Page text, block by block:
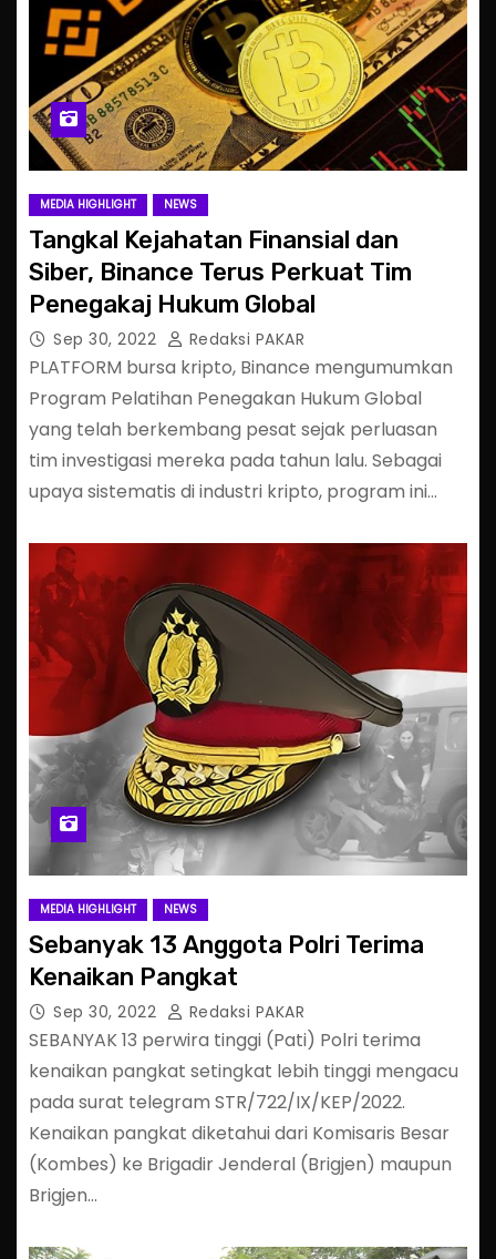
MEDIA HIGHLIGHT NEWS
Tangkal Kejahatan Finansial dan
Siber, Binance Terus Perkuat Tim
Penegakaj Hukum Global
Sep 30, 2022 Redaksi PAKAR
PLATFORM bursa kripto, Binance mengumumkan
Program Pelatihan Penegakan Hukum Global
yang telah berkembang pesat sejak perluasan
tim investigasi mereka pada tahun lalu. Sebagai
upaya sistematis di industri kripto, program ini…
MEDIA HIGHLIGHT NEWS
Sebanyak 13 Anggota Polri Terima
Kenaikan Pangkat
Sep 30, 2022 Redaksi PAKAR
SEBANYAK 13 perwira tinggi (Pati) Polri terima
kenaikan pangkat setingkat lebih tinggi mengacu
pada surat telegram STR/722/IX/KEP/2022.
Kenaikan pangkat diketahui dari Komisaris Besar
(Kombes) ke Brigadir Jenderal (Brigjen) maupun
Brigjen…